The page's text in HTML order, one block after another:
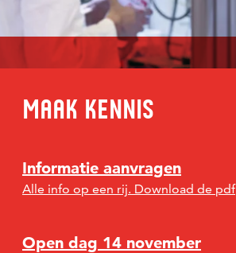
Maak kennis
Informatie aanvragen
Alle info op een rij. Download de pdf
Open dag 14 november